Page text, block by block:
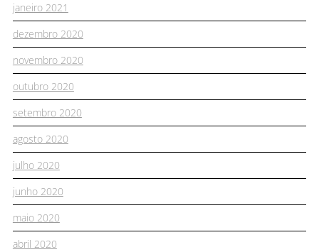
janeiro 2021
dezembro 2020
novembro 2020
outubro 2020
setembro 2020
agosto 2020
julho 2020
junho 2020
maio 2020
abril 2020